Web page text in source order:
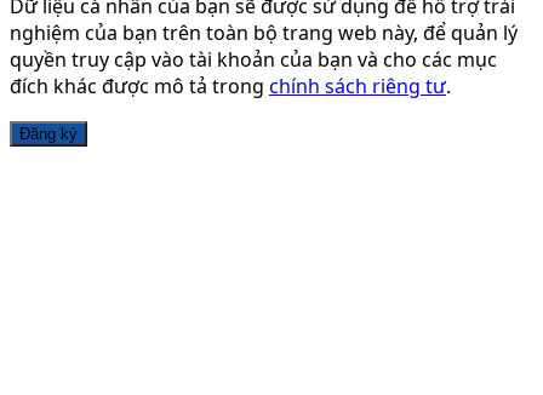
Dữ liệu cá nhân của bạn sẽ được sử dụng để hỗ trợ trải
nghiệm của bạn trên toàn bộ trang web này, để quản lý
quyền truy cập vào tài khoản của bạn và cho các mục
đích khác được mô tả trong chính sách riêng tư.
Đăng ký